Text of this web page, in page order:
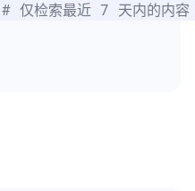
仅检索最近 7 天内的内容